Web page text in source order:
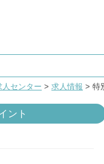
人センター > 求人情報 > 特
ント